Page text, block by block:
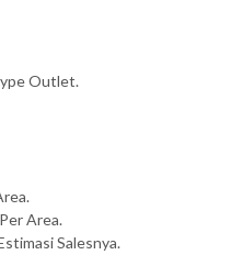
Outlet.
Area.
Salesnya.